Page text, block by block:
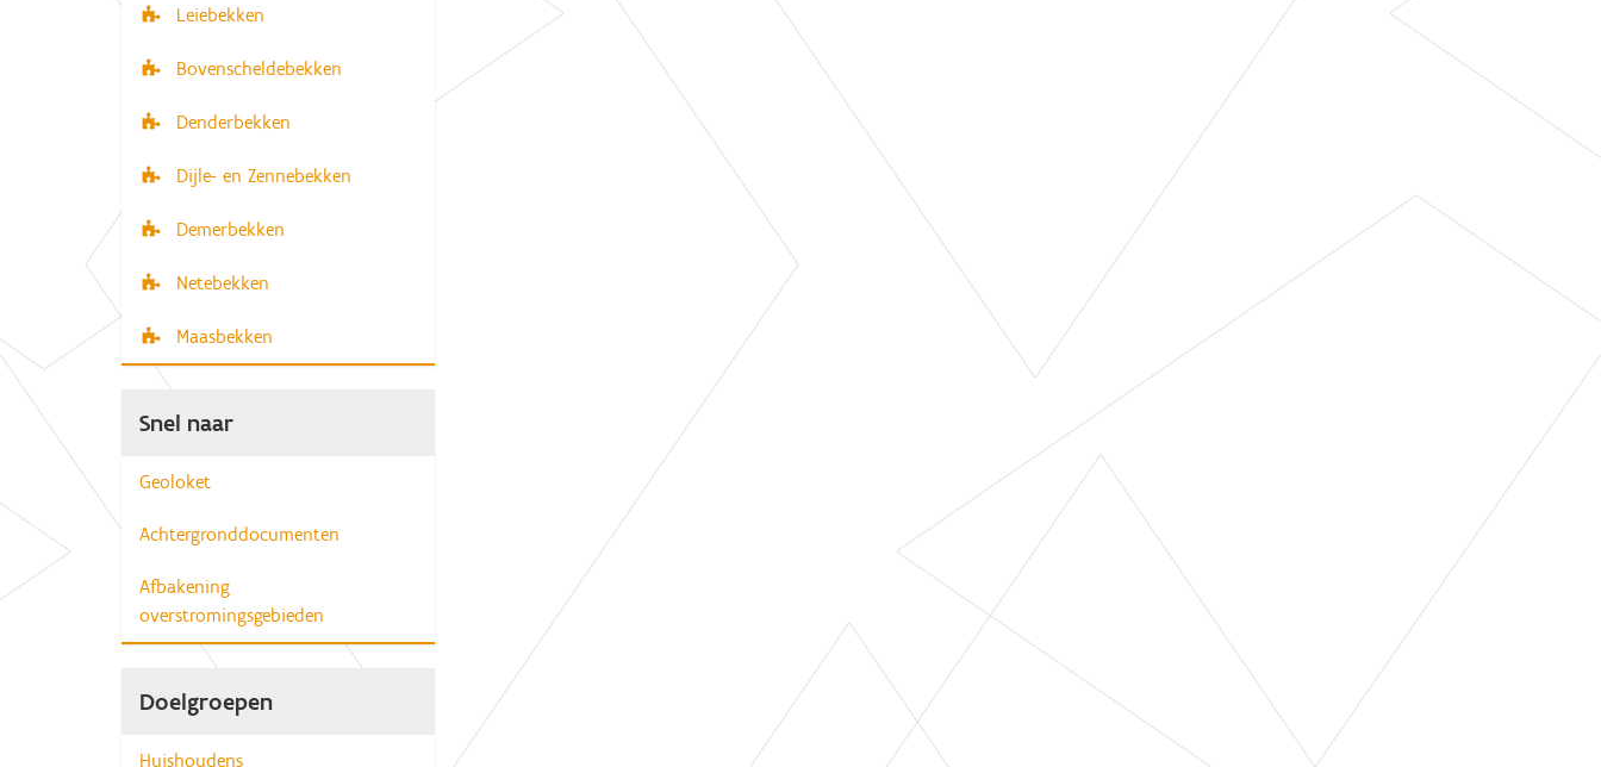
Leiebekken
Bovenscheldebekken
Denderbekken
Dijle- en Zennebekken
Demerbekken
Netebekken
Maasbekken
Snel naar
Geoloket
Achtergronddocumenten
Afbakening
overstromingsgebieden
Doelgroepen
Huishoudens